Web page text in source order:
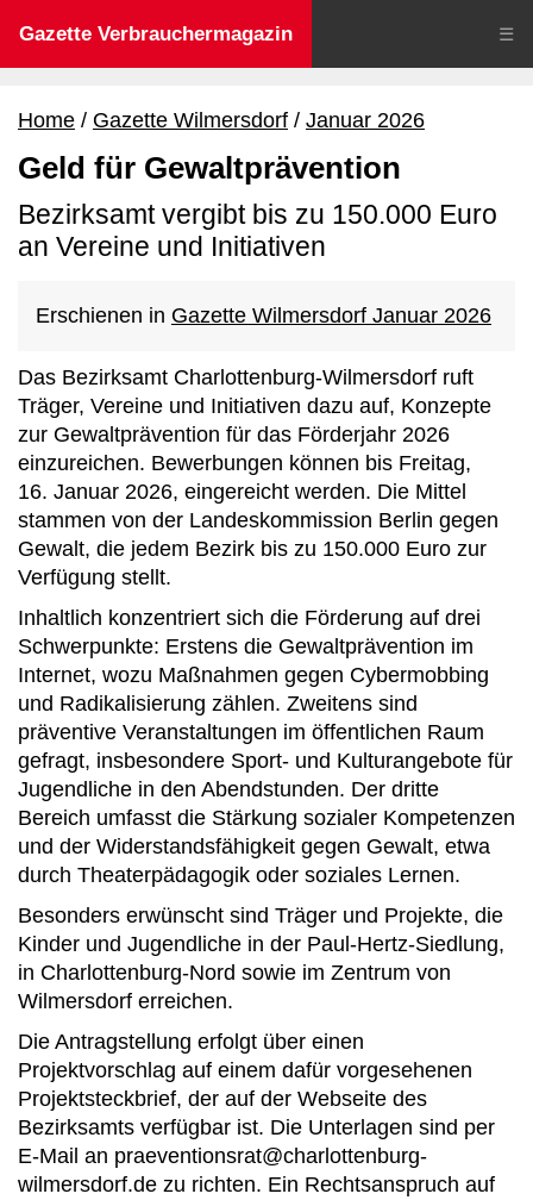
Gazette Verbrauchermagazin ☰
Home Gazette Wilmersdorf Januar 2026
Geld für Gewaltprävention
Bezirksamt vergibt bis zu 150.000 Euro
an Vereine und Initiativen
Erschienen in Gazette Wilmersdorf Januar 2026
Das Bezirksamt Charlottenburg-Wilmersdorf ruft
Träger, Vereine und Initiativen dazu auf, Konzepte
zur Gewaltprävention für das Förderjahr 2026
einzureichen. Bewerbungen können bis Freitag,
16. Januar 2026, eingereicht werden. Die Mittel
stammen von der Landeskommission Berlin gegen
Gewalt, die jedem Bezirk bis zu 150.000 Euro zur
Verfügung stellt.
Inhaltlich konzentriert sich die Förderung auf drei
Schwerpunkte: Erstens die Gewaltprävention im
Internet, wozu Maßnahmen gegen Cybermobbing
und Radikalisierung zählen. Zweitens sind
präventive Veranstaltungen im öffentlichen Raum
gefragt, insbesondere Sport- und Kulturangebote für
Jugendliche in den Abendstunden. Der dritte
Bereich umfasst die Stärkung sozialer Kompetenzen
und der Widerstandsfähigkeit gegen Gewalt, etwa
durch Theaterpädagogik oder soziales Lernen.
Besonders erwünscht sind Träger und Projekte, die
Kinder und Jugendliche in der Paul-Hertz-Siedlung,
in Charlottenburg-Nord sowie im Zentrum von
Wilmersdorf erreichen.
Die Antragstellung erfolgt über einen
Projektvorschlag auf einem dafür vorgesehenen
Projektsteckbrief, der auf der Webseite des
Bezirksamts verfügbar ist. Die Unterlagen sind per
E-Mail an praeventionsrat@charlottenburg-
wilmersdorf.de zu richten. Ein Rechtsanspruch auf